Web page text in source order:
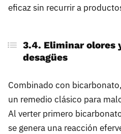
eficaz sin recurrir a
3.4. Eliminar olores
desagües
Combinado con
un remedio clásico para
Al verter primero
se genera una reacción